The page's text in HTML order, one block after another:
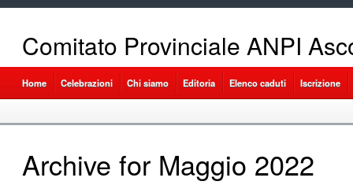
Comitato Provinciale ANPI
Home Celebrazioni Chi siamo Editoria Elenco caduti Iscrizione
Archive for Maggio 2022